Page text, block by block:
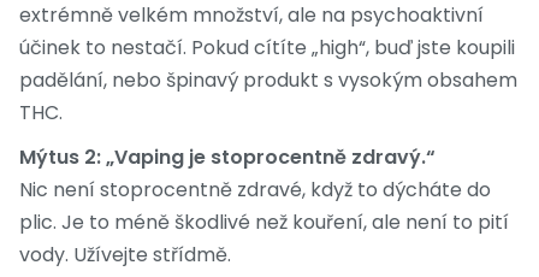
extrémně velkém množství, ale na psychoaktivní
účinek to nestačí. Pokud cítíte „high“, buď jste koupili
padělání, nebo špinavý produkt s vysokým obsahem
THC.
Mýtus 2: „Vaping je stoprocentně zdravý.“
Nic není stoprocentně zdravé, když to dýcháte do
plic. Je to méně škodlivé než kouření, ale není to pití
vody. Užívejte střídmě.